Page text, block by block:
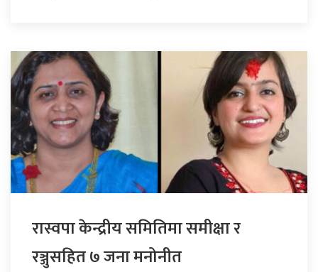
रास्वपा केन्द्रीय समितिमा समीक्षा र
रञ्जुसहित ७ जना मनोनीत